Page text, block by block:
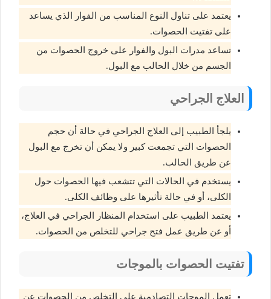
يعتمد على تناول النوع المناسب من الفوار الذي يساعد
على تفتيت الحصوات.
تساعد مدرات البول والفوار على خروج الحصوات من
الجسم من خلال الحالب مع البول.
العلاج الجراحي
يلجأ الطبيب إلى العلاج الجراحي في حالة أن حجم
الحصوات التي تجمعت كبير ولا يمكن أن تخرج مع البول
عن طريق الحالب.
يستخدم في الحالات التي تتشعب فيها الحصوات حول
الكلى، أو في حالة تأثيرها على وظائف الكلى.
يعتمد الطبيب على استخدام المنظار الجراحي في العلاج،
أو عن طريق عمل فتح جراحي للتخلص من الحصوات.
تفتيت الحصوات بالموجات
تعمل الموجات التصادمية على التخلص من الحصوات عن